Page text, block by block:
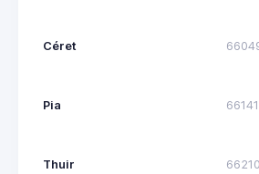
Céret
Pia 66141
Thuir 66210